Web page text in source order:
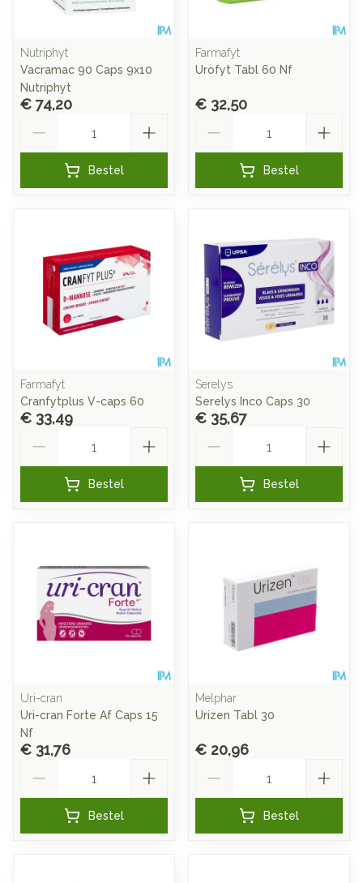
Nutriphyt
Vacramac 90 Caps 9x10
Nutriphyt
€ 74,20
Bestel
Farmafyt
Urofyt Tabl 60 Nf
€ 32,50
Bestel
Farmafyt
Cranfytplus V-caps 60
€ 33,49
Bestel
Serelys
Serelys Inco Caps 30
€ 35,67
Bestel
Uri-cran
Uri-cran Forte Af Caps 15
Nf
€ 31,76
Bestel
Melphar
Urizen Tabl 30
€ 20,96
Bestel